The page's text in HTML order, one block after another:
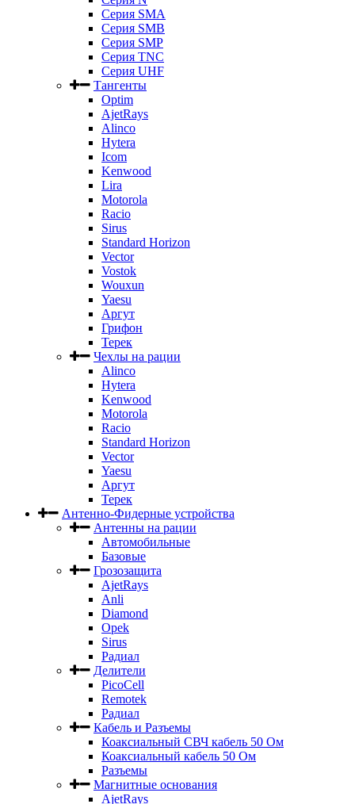
Серия SMA
Серия SMB
Серия SMP
Серия TNC
Серия UHF
Тангенты
Optim
AjetRays
Alinco
Hytera
Icom
Kenwood
Lira
Motorola
Racio
Sirus
Standard Horizon
Vector
Vostok
Wouxun
Yaesu
Аргут
Грифон
Терек
Чехлы на рации
Alinco
Hytera
Kenwood
Motorola
Racio
Standard Horizon
Vector
Yaesu
Аргут
Терек
Антенно-Фидерные устройства
Антенны на рации
Автомобильные
Базовые
Грозозащита
AjetRays
Anli
Diamond
Opek
Sirus
Радиал
Делители
PicoCell
Remotek
Радиал
Кабель и Разъемы
Коаксиальный СВЧ кабель 50 Ом
Коаксиальный кабель 50 Ом
Разъемы
Магнитные основания
AjetRays